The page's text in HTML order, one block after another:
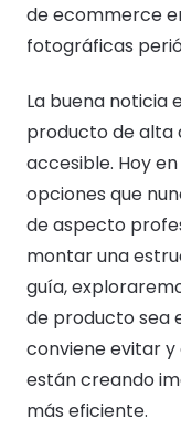
de ecommerce
fotográficas
La buena noticia
producto de alta
accesible. Hoy
opciones que
de aspecto
montar una
guía,
de producto sea
conviene evitar
están creando
más eficiente.